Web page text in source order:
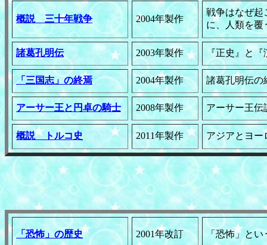
概説 三十年戦争 2004年製作
戦争はなぜ起
に、人類を覆
諸葛孔明伝 2003年製作 『正史』と
「三国志」の終焉 2004年製作 諸葛孔明伝の
アーサー王と円卓の騎士 2008年製作 アーサー王伝
概説 トルコ史 2011年製作 アジアとヨー
「恐怖」の歴史 2001年改訂 「恐怖」と